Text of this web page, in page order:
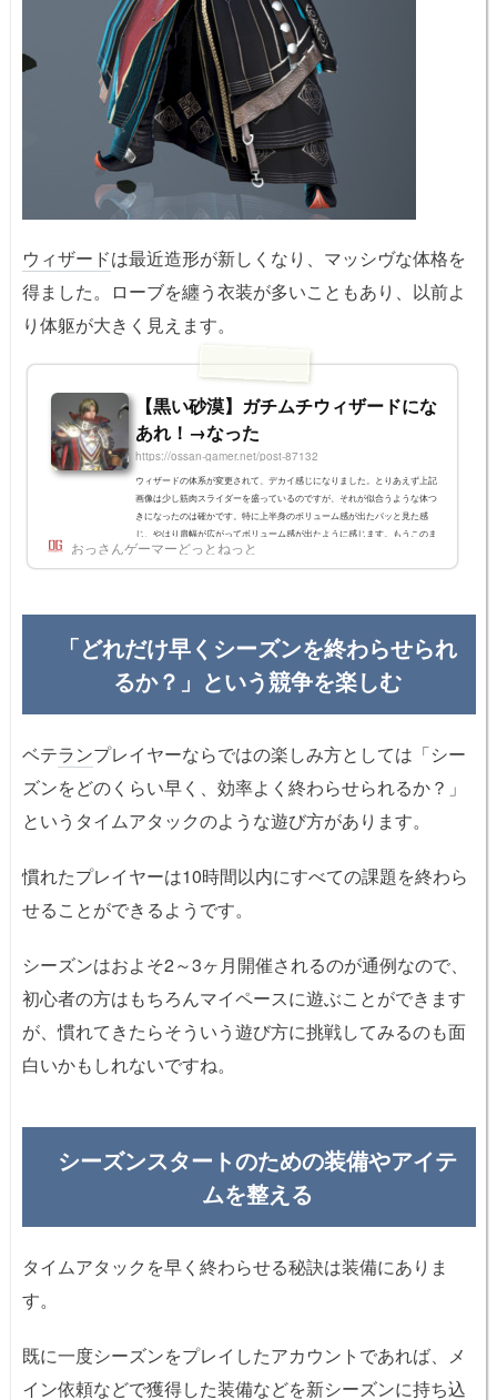
ウィザードは最近造形が新しくなり、マッシヴな体格を
得ました。ローブを纏う衣装が多いこともあり、以前よ
り体躯が大きく見えます。
【黒い砂漠】ガチムチウィザードにな
あれ！→なった
https://ossan-gamer.net/post-87132
ウィザードの体系が変更されて、デカイ感じになりました。とりあえず上記
画像は少し筋肉スライダーを盛っているのですが、それが似合うような体つ
きになったのは確かです。特に上半身のボリューム感が出たパッと見た感
じ、やはり肩幅が広がってボリューム感が出たように感じます。もうこのま
ま大剣持たせて突っ込ませても似合いそうなくらいです。ウィザードは元々
は「おじいちゃんキャラ」として登場し、後に若者モデルが追加されるとい
おっさんゲーマーどっとねっと
「どれだけ早くシーズンを終わらせられ
るか？」という競争を楽しむ
ベテランプレイヤーならではの楽しみ方としては「シー
ズンをどのくらい早く、効率よく終わらせられるか？」
というタイムアタックのような遊び方があります。
慣れたプレイヤーは10時間以内にすべての課題を終わら
せることができるようです。
シーズンはおよそ2～3ヶ月開催されるのが通例なので、
初心者の方はもちろんマイペースに遊ぶことができます
が、慣れてきたらそういう遊び方に挑戦してみるのも面
白いかもしれないですね。
シーズンスタートのための装備やアイテ
ムを整える
タイムアタックを早く終わらせる秘訣は装備にありま
す。
既に一度シーズンをプレイしたアカウントであれば、メ
イン依頼などで獲得した装備などを新シーズンに持ち込